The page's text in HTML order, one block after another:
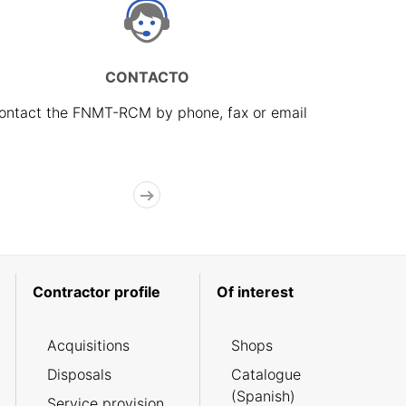
CONTACTO
the FNMT-RCM by phone, fax or email
Contractor profile
Acquisitions
Disposals
Of interest
Shops
Catalogue
(Spanish)